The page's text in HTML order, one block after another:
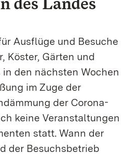
Ausflüge und Besuche
Köster, Gärten und
in den nächsten Wochen
im Zuge der
der Corona-
keine Veranstaltungen
statt. Wann der
der Besuchsbetrieb